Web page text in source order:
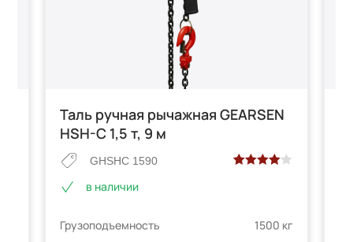
Таль ручная рычажная GEARSEN
HSH-C 1,5 т, 9 м
GHSHC 1590
опроса
в наличии
Грузоподъемность
1500 кг